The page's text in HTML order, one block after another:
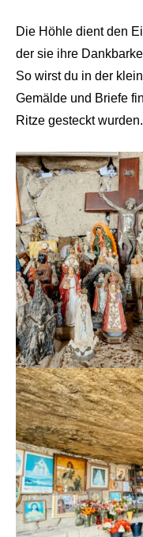
Die Höhle dient den
der sie ihre
So wirst du in der
Gemälde und Briefe
Ritze gesteckt wurden.